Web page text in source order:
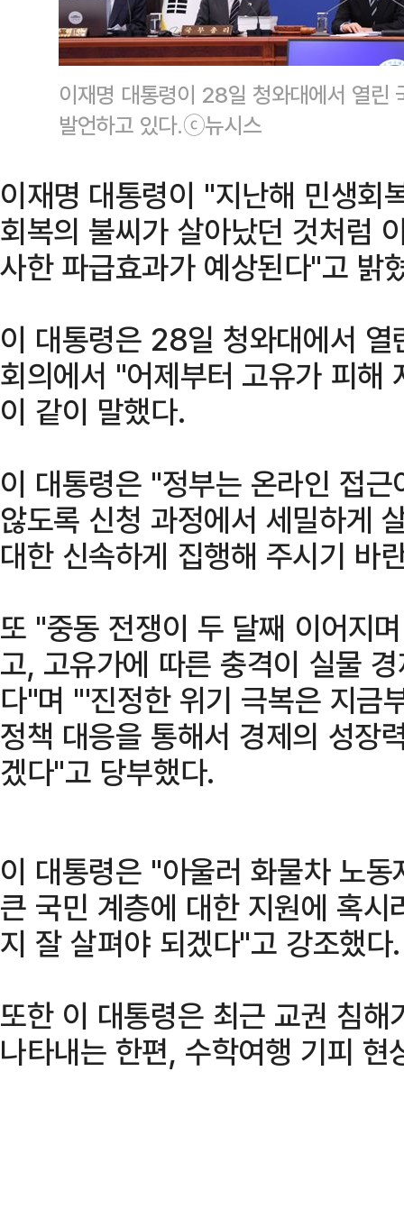
이재명 대통령이 28일 청와대에서 열린
발언하고 있다.ⓒ뉴시스
이재명 대통령이 "지난해 민생회
회복의 불씨가 살아났던 것처럼
사한 파급효과가 예상된다"고 밝
이 대통령은 28일 청와대에서
회의에서 "어제부터 고유가 피해
이 같이 말했다.
이 대통령은 "정부는 온라인 접
않도록 신청 과정에서 세밀하게
대한 신속하게 집행해 주시기 바
또 "중동 전쟁이 두 달째 이어지
고, 고유가에 따른 충격이 실물
다"며 "'진정한 위기 극복은 지금
정책 대응을 통해서 경제의 성장
겠다"고 당부했다.
이 대통령은 "아울러 화물차 노
큰 국민 계층에 대한 지원에 혹
지 잘 살펴야 되겠다"고 강조했다.
또한 이 대통령은 최근 교권 침
나타내는 한편, 수학여행 기피 현